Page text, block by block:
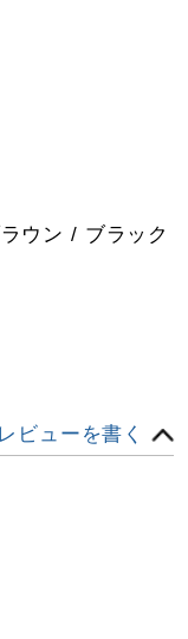
ウン / ブラック
レビューを書く